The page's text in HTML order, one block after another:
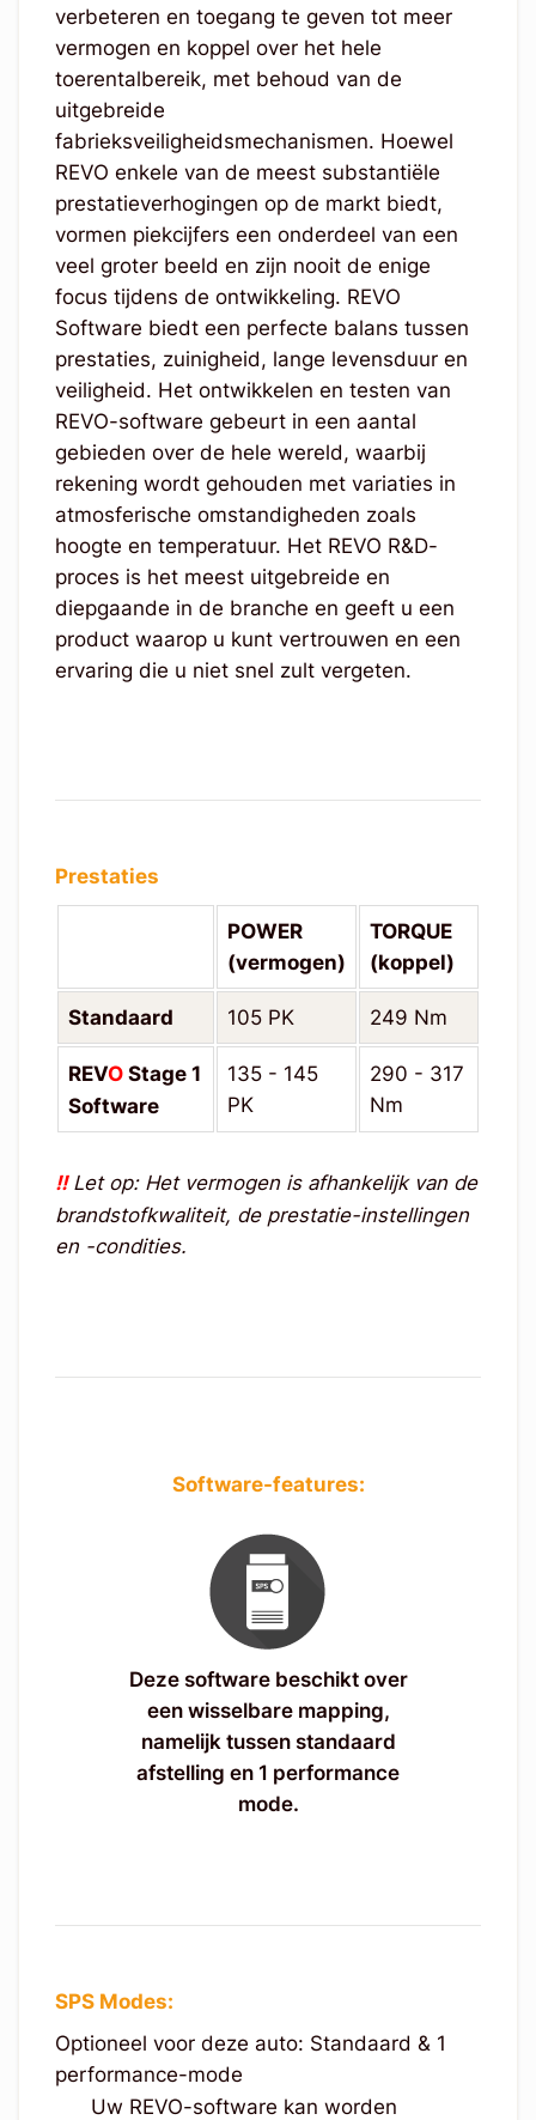
verbeteren en toegang te geven tot meer
vermogen en koppel over het hele
toerentalbereik, met behoud van de
uitgebreide
fabrieksveiligheidsmechanismen. Hoewel
REVO enkele van de meest substantiële
prestatieverhogingen op de markt biedt,
vormen piekcijfers een onderdeel van een
veel groter beeld en zijn nooit de enige
focus tijdens de ontwikkeling. REVO
Software biedt een perfecte balans tussen
prestaties, zuinigheid, lange levensduur en
veiligheid. Het ontwikkelen en testen van
REVO-software gebeurt in een aantal
gebieden over de hele wereld, waarbij
rekening wordt gehouden met variaties in
atmosferische omstandigheden zoals
hoogte en temperatuur. Het REVO R&D-
proces is het meest uitgebreide en
diepgaande in de branche en geeft u een
product waarop u kunt vertrouwen en een
ervaring die u niet snel zult vergeten.
Prestaties
POWER
(vermogen)
TORQUE
(koppel)
Standaard 105 PK 249 Nm
REVO Stage 1
Software
135 - 145
PK
290 - 317
Nm
!!Let op: Het vermogen is afhankelijk van de
brandstofkwaliteit, de prestatie-instellingen
en -condities.
Software-features:
Deze software beschikt over
een wisselbare mapping,
namelijk tussen standaard
afstelling en 1 performance
mode.
SPS Modes:
Optioneel voor deze auto: Standaard & 1
performance-mode
Uw REVO-software kan worden